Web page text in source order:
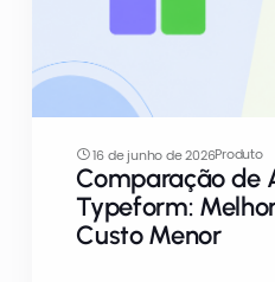
16 de junho de 2026Produto
Comparação de
Typeform:
Custo Menor